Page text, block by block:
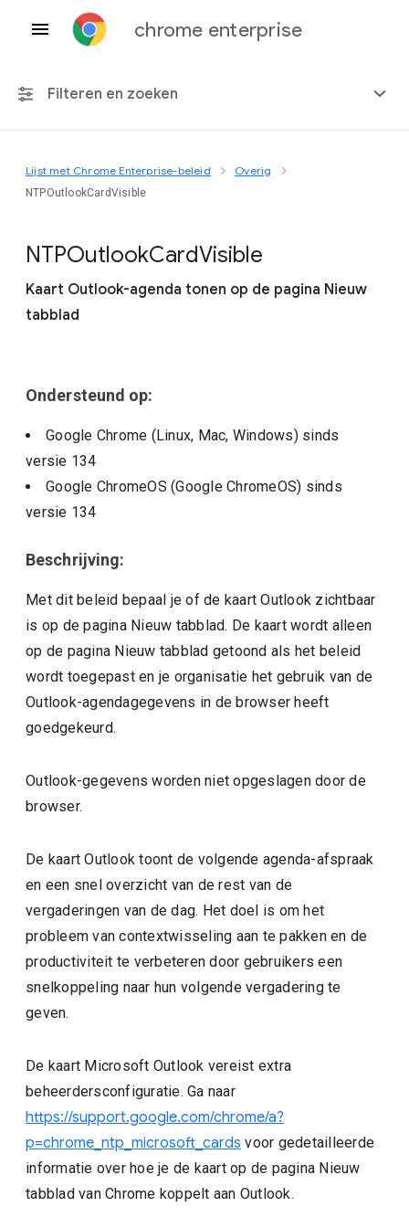
chrome enterprise
Filteren en zoeken
Elk platform
Inclusief beëindigd beleid
Lijst met Chrome Enterprise-beleid Overig
NTPOutlookCardVisible
NTPOutlookCardVisible
Kaart Outlook-agenda tonen op de pagina Nieuw
tabblad
Ondersteund op:
Google Chrome (Linux, Mac, Windows) sinds
versie 134
Google ChromeOS (Google ChromeOS) sinds
versie 134
Beschrijving:
Met dit beleid bepaal je of de kaart Outlook zichtbaar
is op de pagina Nieuw tabblad. De kaart wordt alleen
op de pagina Nieuw tabblad getoond als het beleid
wordt toegepast en je organisatie het gebruik van de
Outlook-agendagegevens in de browser heeft
goedgekeurd.
Outlook-gegevens worden niet opgeslagen door de
browser.
De kaart Outlook toont de volgende agenda-afspraak
en een snel overzicht van de rest van de
vergaderingen van de dag. Het doel is om het
probleem van contextwisseling aan te pakken en de
productiviteit te verbeteren door gebruikers een
snelkoppeling naar hun volgende vergadering te
geven.
De kaart Microsoft Outlook vereist extra
beheerdersconfiguratie. Ga naar
https://support.google.com/chrome/a?
p=chrome_ntp_microsoft_cards voor gedetailleerde
informatie over hoe je de kaart op de pagina Nieuw
tabblad van Chrome koppelt aan Outlook.